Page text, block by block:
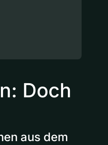
Doch
aus dem